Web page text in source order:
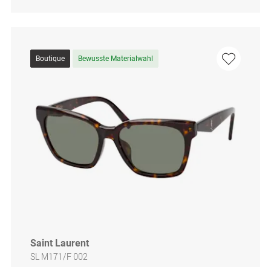
Boutique Bewusste Materialwahl
Saint Laurent
SL M171/F 002